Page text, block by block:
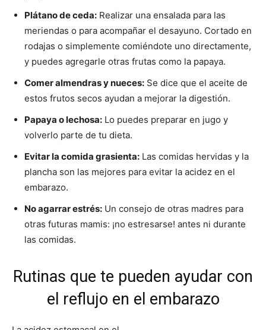
Plátano de ceda: Realizar una ensalada para las
meriendas o para acompañar el desayuno. Cortado en
rodajas o simplemente comiéndote uno directamente,
y puedes agregarle otras frutas como la papaya.
Comer almendras y nueces: Se dice que el aceite de
estos frutos secos ayudan a mejorar la digestión.
Papaya o lechosa: Lo puedes preparar en jugo y
volverlo parte de tu dieta.
Evitar la comida grasienta: Las comidas hervidas y la
plancha son las mejores para evitar la acidez en el
embarazo.
No agarrar estrés: Un consejo de otras madres para
otras futuras mamis: ¡no estresarse! antes ni durante
las comidas.
Rutinas que te pueden ayudar con
el reflujo en el embarazo